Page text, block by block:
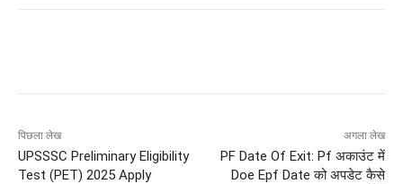
पिछला लेख
UPSSSC Preliminary Eligibility
Test (PET) 2025 Apply
अगला लेख
PF Date Of Exit: Pf अकाउंट में
Doe Epf Date को अपडेट कैसे